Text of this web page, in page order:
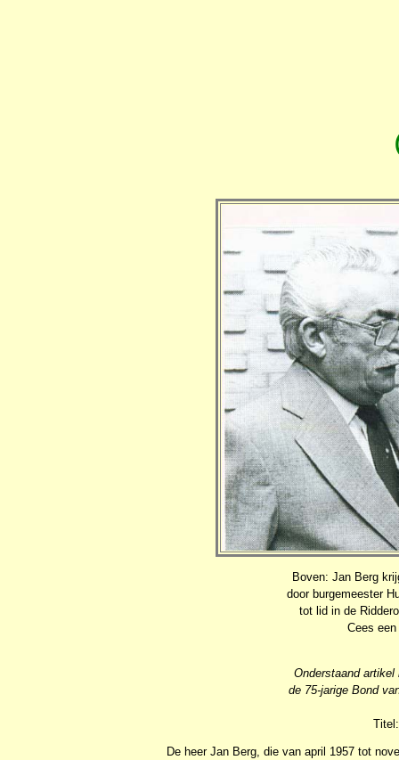
Boven: Jan Berg
door burgemeester
tot lid in de
Cees
Onderstaand
de 75-jarige Bond
De heer Jan Berg, die van april 1957 tot